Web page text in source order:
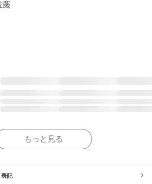
藤
もっと見る
記